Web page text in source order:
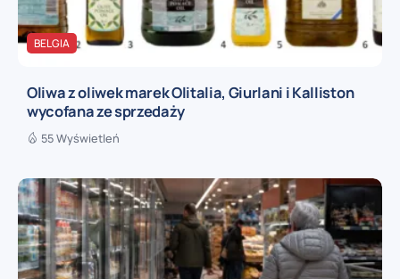
BELGIA
Oliwa z oliwek marek Olitalia, Giurlani i Kalliston
wycofana ze sprzedaży
55 Wyświetleń